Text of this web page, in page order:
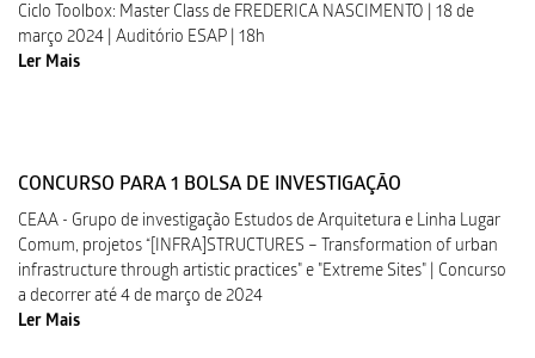
Ciclo Toolbox: Master Class de FREDERICA NASCIMENTO | 18 de
março 2024 | Auditório ESAP | 18h
Ler Mais
CONCURSO PARA 1 BOLSA DE INVESTIGAÇÃO
CEAA - Grupo de investigação Estudos de Arquitetura e Linha Lugar
Comum, projetos “[INFRA]STRUCTURES – Transformation of urban
infrastructure through artistic practices" e "Extreme Sites" | Concurso
a decorrer até 4 de março de 2024
Ler Mais